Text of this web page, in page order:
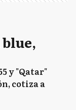
y "Qatar"
cotiza a